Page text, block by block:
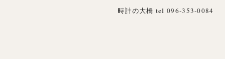
時計の大橋 tel 096-353-0084